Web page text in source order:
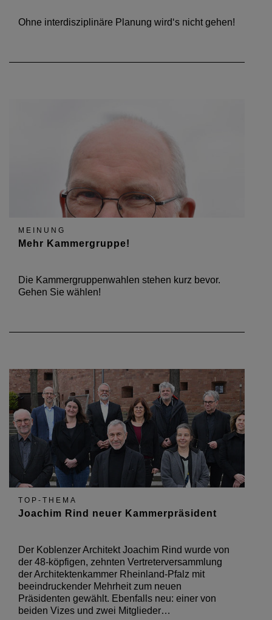
Ohne interdisziplinäre Planung wird‘s nicht gehen!
MEINUNG
Mehr Kammergruppe!
Die Kammergruppenwahlen stehen kurz bevor.
Gehen Sie wählen!
TOP-THEMA
Joachim Rind neuer Kammerpräsident
Der Koblenzer Architekt Joachim Rind wurde von
der 48-köpfigen, zehnten Vertreterversammlung
der Architektenkammer Rheinland-Pfalz mit
beeindruckender Mehrheit zum neuen
Präsidenten gewählt. Ebenfalls neu: einer von
beiden Vizes und zwei Mitglieder…